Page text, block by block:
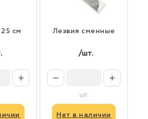
см Лезвия сменные
/шт.
шт.
Нет в наличии